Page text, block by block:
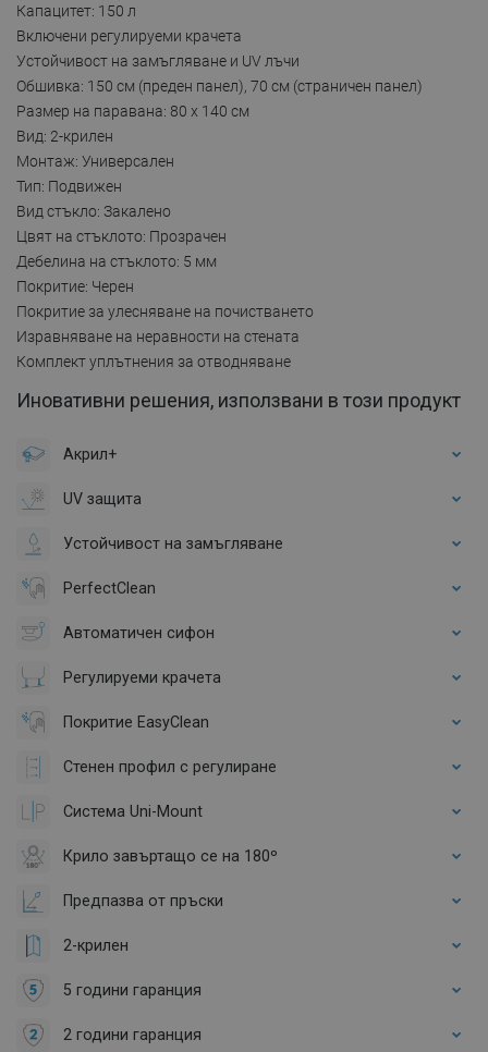
Капацитет: 150 л
Включени регулируеми крачета
Устойчивост на замъгляване и UV лъчи
Обшивка: 150 см (преден панел), 70 см (страничен панел)
Размер на паравана: 80 x 140 см
Вид: 2-крилен
Монтаж: Универсален
Тип: Подвижен
Вид стъкло: Закалено
Цвят на стъклото: Прозрачен
Дебелина на стъклото: 5 мм
Покритие: Черен
Покритие за улесняване на почистването
Изравняване на неравности на стената
Комплект уплътнения за отводняване
Иновативни решения, използвани в този продукт
Акрил+
UV защита
Устойчивост на замъгляване
PerfectClean
Автоматичен сифон
Регулируеми крачета
Покритие EasyClean
Стенен профил с регулиране
Система Uni-Mount
Крило завъртащо се на 180º
Предпазва от пръски
2-крилен
5 години гаранция
2 години гаранция